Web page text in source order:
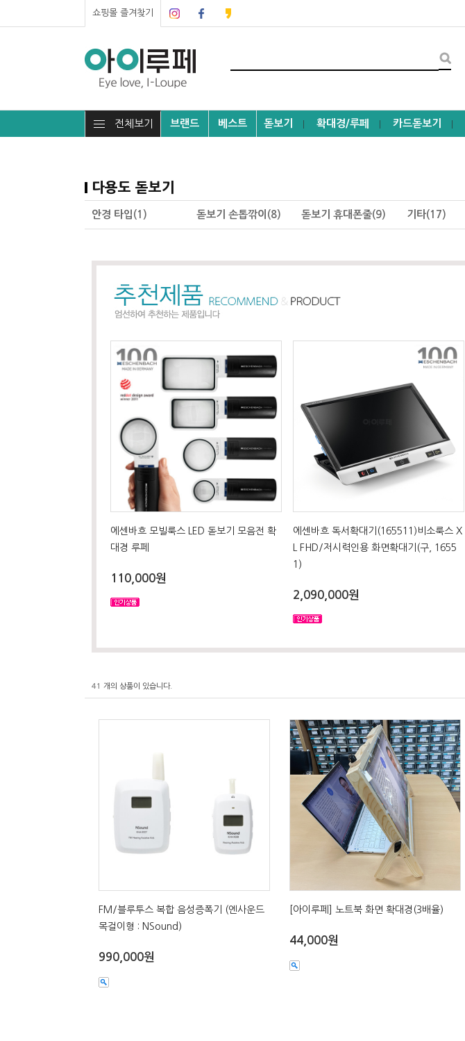
쇼핑몰 즐겨찾기
전체보기 브랜드 베스트 돋보기 확대경/루페 카드돋보기
다용도 돋보기
안경 타입(1) 돋보기 손톱깎이(8) 돋보기 휴대폰줄(9) 기타(17)
에센바흐 모빌룩스 LED 돋보기 모음전 확
대경 루페
110,000원
에센바흐 독서확대기(165511)비소룩스 X
L FHD/저시력인용 화면확대기(구, 1655
1)
2,090,000원
41 개의 상품이 있습니다.
FM/블루투스 복합 음성증폭기 (엔사운드
목걸이형 : NSound)
990,000원
[아이루페] 노트북 화면 확대경(3배율)
44,000원